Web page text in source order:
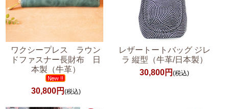
ワクシープレス ラウン
ドファスナー長財布 日
本製（牛革）
30,800円 (税込)
レザートートバッグ ジレ
ラ 縦型（牛革/日本製）
30,800円(税込)